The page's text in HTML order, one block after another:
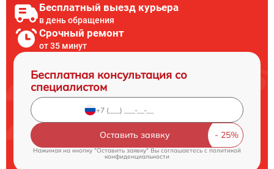
Бесплатный выезд курьера
в день обращения
Срочный ремонт
от 35 минут
Бесплатная консультация со
специалистом
Оставить заявку
Нажимая на кнопку "Оставить заявку" Вы соглашаетесь cполитикой
конфиденциальности